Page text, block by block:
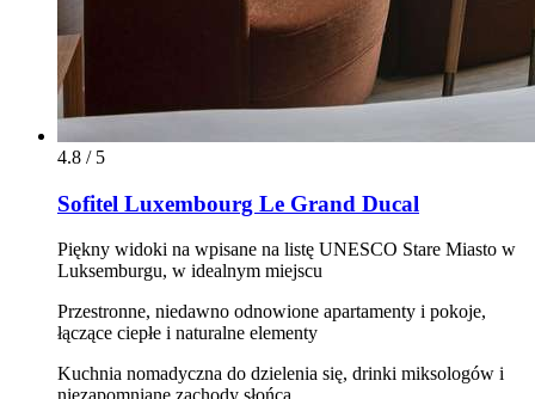
4.8 / 5
Sofitel Luxembourg Le Grand Ducal
Piękny widoki na wpisane na listę UNESCO Stare Miasto w
Luksemburgu, w idealnym miejscu
Przestronne, niedawno odnowione apartamenty i pokoje,
łączące ciepłe i naturalne elementy
Kuchnia nomadyczna do dzielenia się, drinki miksologów i